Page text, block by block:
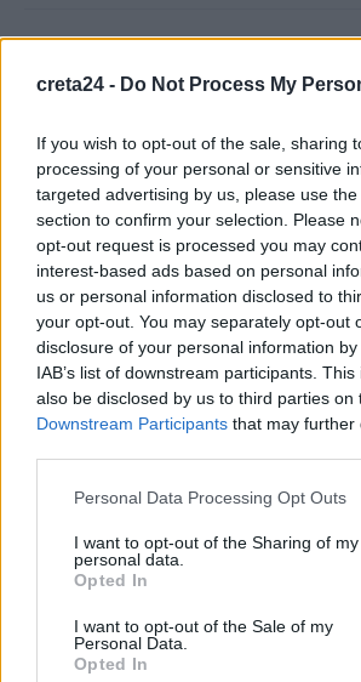
creta24 - Do Not Process My
If you wish to opt-out of the sale, sharing
processing of your personal or sensitive
targeted advertising by us, please use
section to confirm your selection. Please
opt-out request is processed you may
interest-based ads based on personal
us or personal information disclosed to
your opt-out. You may separately opt-out
disclosure of your personal information
IAB’s list of downstream participants.
also be disclosed by us to third parties on
Downstream Participants that may further
Personal Data Processing Opt Outs
I want to opt-out of the Sharing of my
personal data.
Opted In
I want to opt-out of the Sale of my
Personal Data.
Opted In
«Θεριακλήδες» οι Έλληνες – Πάνω από 1
καθημερινά
Σε εξέλιξη οι δηλώσεις Πόθεν Έσχες –
διαδικασία
7 Αυγούστου, 2026
Πότε πληρώνονται οι συντάξεις
7 Αυγούστου, 2026
Ξεκινούν οι ετήσιες Καλοκαιρινές
Κινηματογράφου Χανίων
Ευρωπαίοι ίσως ασκούσαν κανιβαλισμό
7 Αυγούστου, 2026
Σοκαριστικές αποκαλύψεις του FBI μετά
ανατινάξω τον Μέσι με τέσσερις βόμβες»